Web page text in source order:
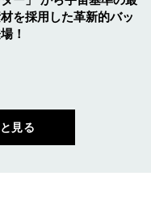
を採用した革新的バッ
！
見る